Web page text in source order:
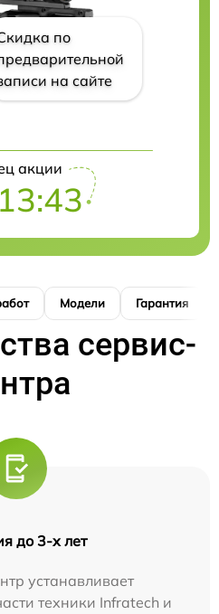
по
на сайте
акции
Модели Гарантия
сервис-
до 3-х лет
устанавливает
техники Infratech и